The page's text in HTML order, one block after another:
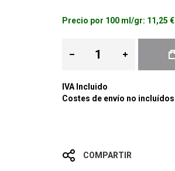
Precio por 100 ml/gr: 11,25 €
IVA Incluido
Costes de envío no incluídos
COMPARTIR